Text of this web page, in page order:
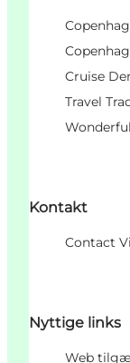
Cruise
Travel
Kontakt
Contact
Nyttige links
Web